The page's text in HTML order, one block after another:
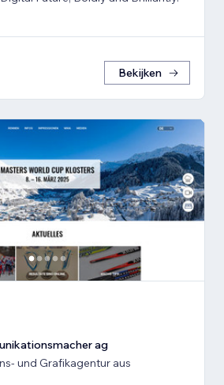
Bekijken
ag
und Grafikagentur aus